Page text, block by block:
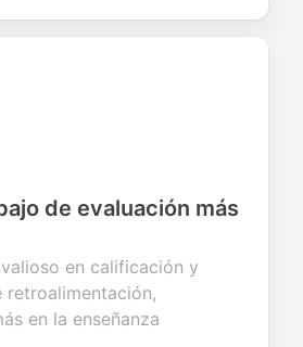
de evaluación más
en calificación y
retroalimentación,
en la enseñanza